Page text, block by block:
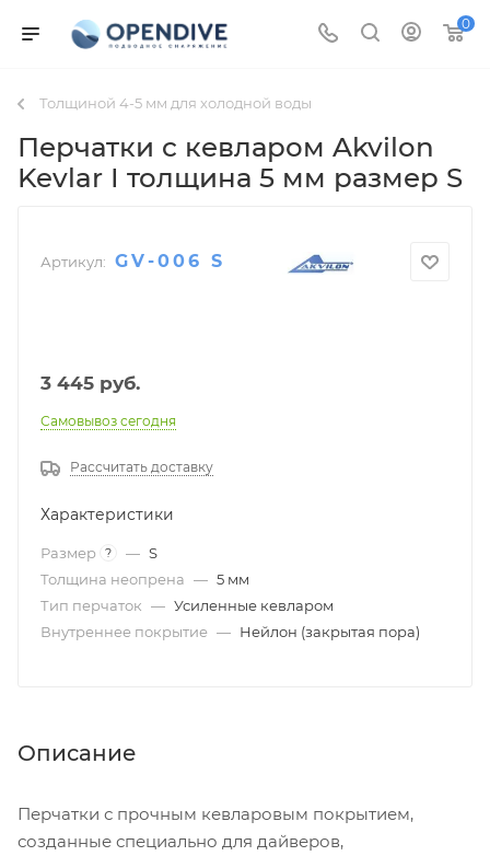
0
Толщиной 4-5 мм для холодной воды
Перчатки c кевларом Akvilon
Kevlar I толщина 5 мм размер S
Артикул: GV-006 S
3 445 руб.
Самовывоз сегодня
Рассчитать доставку
Характеристики
Размер ? — S
Толщина неопрена — 5 мм
Тип перчаток — Усиленные кевларом
Внутреннее покрытие — Нейлон (закрытая пора)
Описание
Перчатки с прочным кевларовым покрытием,
созданные специально для дайверов,